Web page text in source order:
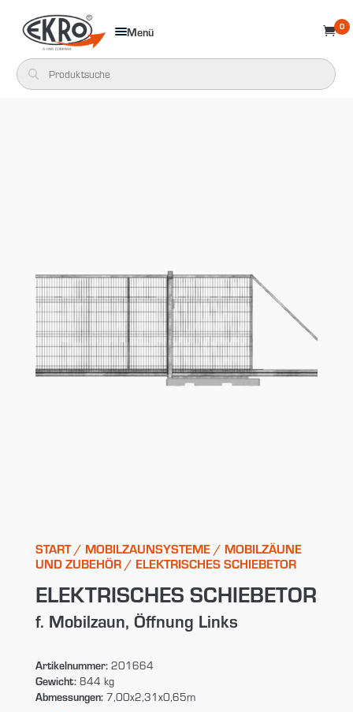
Menü  0
START/ MOBILZAUNSYSTEME/ MOBILZÄUNE
UND ZUBEHÖR/ ELEKTRISCHES SCHIEBETOR
ELEKTRISCHES SCHIEBETOR
f. Mobilzaun, Öffnung Links
Artikelnummer:201664
Gewicht:844 kg
Abmessungen:7,00x2,31x0,65m